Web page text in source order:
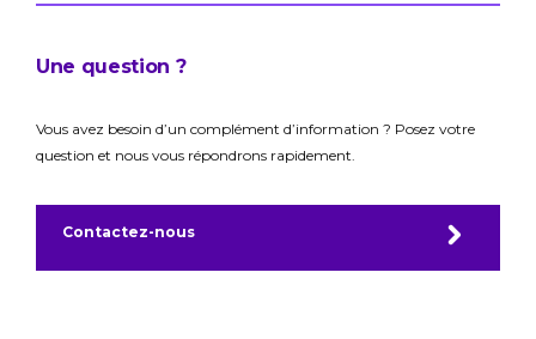
Une question ?
Vous avez besoin d’un complément d’information ? Posez votre
question et nous vous répondrons rapidement.
Contactez-nous